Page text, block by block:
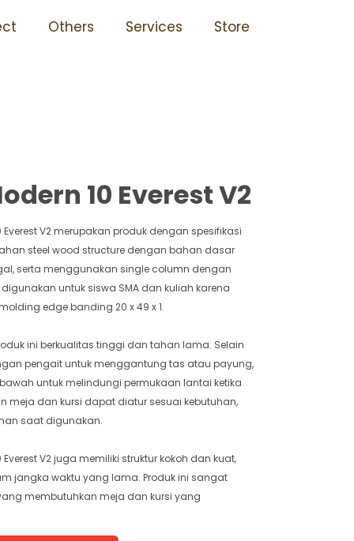
Others Services Store
Tidak Mudah Rusak 10
10 Everest V2
V2 merupakan produk dengan spesifikasi
steel wood structure dengan bahan dasar
serta menggunakan single column dengan
untuk siswa SMA dan kuliah karena
edge banding 20 x 49 x 1.
ini berkualitas tinggi dan tahan lama. Selain
pengait untuk menggantung tas atau payung,
untuk melindungi permukaan lantai ketika
meja dan kursi dapat diatur sesuai kebutuhan,
saat digunakan.
V2 juga memiliki struktur kokoh dan kuat,
jangka waktu yang lama. Produk ini sangat
membutuhkan meja dan kursi yang